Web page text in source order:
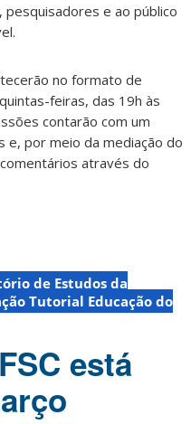
e ao público
no formato de
feiras, das 19h às
contarão com um
por meio da mediação do
através do
de Estudos da
Tutorial Educação do
está